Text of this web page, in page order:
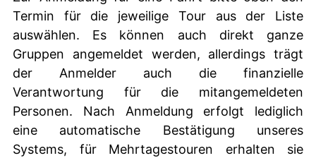
Termin für die jeweilige Tour aus der Liste
auswählen. Es können auch direkt ganze
Gruppen angemeldet werden, allerdings trägt
der Anmelder auch die finanzielle
Verantwortung für die mitangemeldeten
Personen. Nach Anmeldung erfolgt lediglich
eine automatische Bestätigung unseres
Systems, für Mehrtagestouren erhalten sie